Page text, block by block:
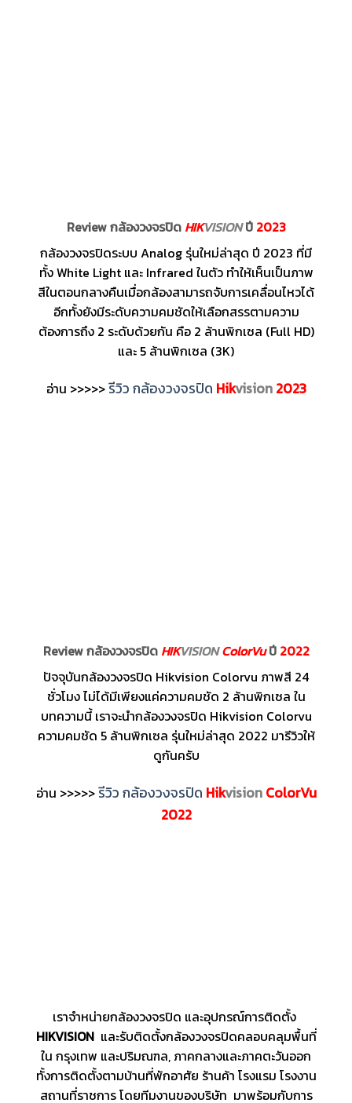
Review กล้องวงจรปิด HIKVISIONปี 2023
กล้องวงจรปิดระบบ Analog รุ่นใหม่ล่าสุด ปี 2023 ที่มี
ทั้ง White Light และ Infrared ในตัว ทำให้เห็นเป็นภาพ
สีในตอนกลางคืนเมื่อกล้องสามารถจับการเคลื่อนไหวได้
อีกทั้งยังมีระดับความคมชัดให้เลือกสรรตามความ
ต้องการถึง 2 ระดับด้วยกัน คือ 2 ล้านพิกเซล (Full HD)
และ 5 ล้านพิกเซล (3K)
อ่าน >>>>>รีวิว กล้องวงจรปิด Hikvision 2023
Review กล้องวงจรปิด HIKVISIONColorVuปี 2022
ปัจจุบันกล้องวงจรปิด Hikvision Colorvu ภาพสี 24
ชั่วโมง ไม่ได้มีเพียงแค่ความคมชัด 2 ล้านพิกเซล ใน
บทความนี้ เราจะนำกล้องวงจรปิด Hikvision Colorvu
ความคมชัด 5 ล้านพิกเซล รุ่นใหม่ล่าสุด 2022 มารีวิวให้
ดูกันครับ
อ่าน >>>>>รีวิว กล้องวงจรปิด Hikvision ColorVu
2022
เราจำหน่ายกล้องวงจรปิด และอุปกรณ์การติดตั้ง
HIKVISIONและรับติดตั้งกล้องวงจรปิดคลอบคลุมพื้นที่
ใน กรุงเทพ และปริมณฑล, ภาคกลางและภาคตะวันออก
ทั้งการติดตั้งตามบ้านที่พักอาศัย ร้านค้า โรงแรม โรงงาน
สถานที่ราชการ โดยทีมงานของบริษัท มาพร้อมกับการ